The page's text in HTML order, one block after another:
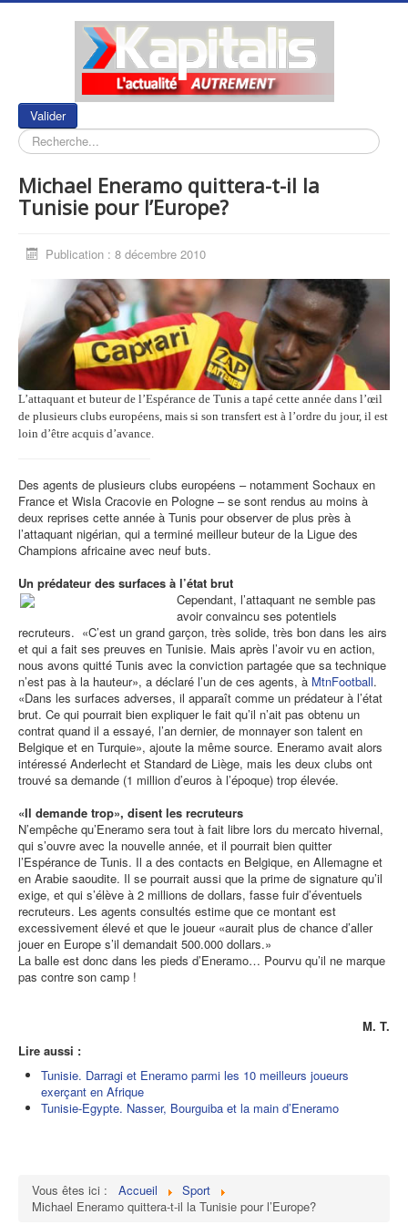
Valider
Michael Eneramo quittera-t-il la
Tunisie pour l’Europe?
Publication : 8 décembre 2010
L’attaquant et buteur de l’Espérance de Tunis a tapé cette année dans l’œil
de plusieurs clubs européens, mais si son transfert est à l’ordre du jour, il est
loin d’être acquis d’avance.
Des agents de plusieurs clubs européens – notamment Sochaux en
France et Wisla Cracovie en Pologne – se sont rendus au moins à
deux reprises cette année à Tunis pour observer de plus près à
l’attaquant nigérian, qui a terminé meilleur buteur de la Ligue des
Champions africaine avec neuf buts.
Un prédateur des surfaces à l’état brut
Cependant, l’attaquant ne semble pas
avoir convaincu ses potentiels
recruteurs. «C’est un grand garçon, très solide, très bon dans les airs
et qui a fait ses preuves en Tunisie. Mais après l’avoir vu en action,
nous avons quitté Tunis avec la conviction partagée que sa technique
n’est pas à la hauteur», a déclaré l’un de ces agents, à MtnFootball.
«Dans les surfaces adverses, il apparaît comme un prédateur à l’état
brut. Ce qui pourrait bien expliquer le fait qu’il n’ait pas obtenu un
contrat quand il a essayé, l’an dernier, de monnayer son talent en
Belgique et en Turquie», ajoute la même source. Eneramo avait alors
intéressé Anderlecht et Standard de Liège, mais les deux clubs ont
trouvé sa demande (1 million d’euros à l’époque) trop élevée.
«Il demande trop», disent les recruteurs
N’empêche qu’Eneramo sera tout à fait libre lors du mercato hivernal,
qui s’ouvre avec la nouvelle année, et il pourrait bien quitter
l’Espérance de Tunis. Il a des contacts en Belgique, en Allemagne et
en Arabie saoudite. Il se pourrait aussi que la prime de signature qu’il
exige, et qui s’élève à 2 millions de dollars, fasse fuir d’éventuels
recruteurs. Les agents consultés estime que ce montant est
excessivement élevé et que le joueur «aurait plus de chance d’aller
jouer en Europe s’il demandait 500.000 dollars.»
La balle est donc dans les pieds d’Eneramo… Pourvu qu’il ne marque
pas contre son camp !
M. T.
Lire aussi :
Tunisie. Darragi et Eneramo parmi les 10 meilleurs joueurs
exerçant en Afrique
Tunisie-Egypte. Nasser, Bourguiba et la main d’Eneramo
Vous êtes ici : Accueil
Sport
Michael Eneramo quittera-t-il la Tunisie pour l’Europe?